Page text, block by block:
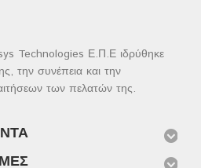
Technologies Ε.Π.Ε ιδρύθηκε
την συνέπεια και την
των πελατών της.